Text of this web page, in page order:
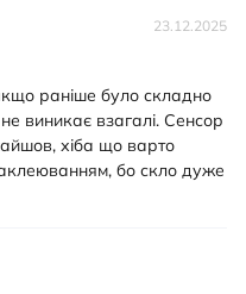
23.12.2025
раніше було складно
виникає взагалі. Сенсор
хіба що варто
бо скло дуже